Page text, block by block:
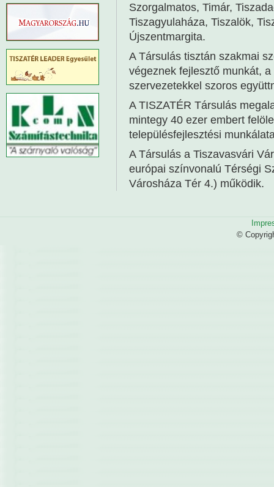
Szorgalmatos, Timár,
Tiszagyulaháza, Tiszalök,
Újszentmargita.
A Társulás tisztán szakmai
végeznek fejlesztő munkát,
szervezetekkel szoros
A TISZATÉR Társulás
mintegy 40 ezer embert
településfejlesztési
A Társulás a Tiszavasvári
európai színvonalú Térségi
Városháza Tér 4.) működik.
©